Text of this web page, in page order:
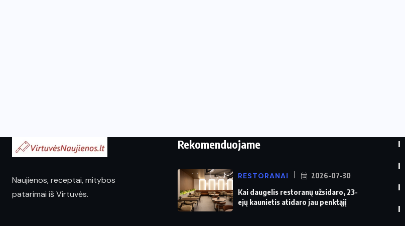
Naujienos, receptai, mitybos
patarimai iš Virtuvės.
Rekomenduojame
RESTORANAI 2026-07-30
Kai daugelis restoranų užsidaro, 23-
ejų kaunietis atidaro jau penktąjį